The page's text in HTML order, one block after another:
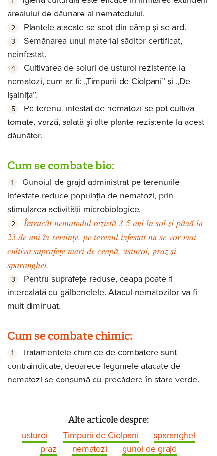
arealului de dăunare al nematodului.
Plantele atacate se scot din câmp şi se ard.
Semănarea unui material săditor certificat,
neinfestat.
Cultivarea de soiuri de usturoi rezistente la
nematozi, cum ar fi: „Timpurii de Ciolpani” şi „De
Işalniţa”.
Pe terenul infestat de nematozi se pot cultiva
tomate, varză, salată şi alte plante rezistente la acest
dăunător.
Cum se combate bio:
Gunoiul de grajd administrat pe terenurile
infestate reduce populaţia de nematozi, prin
stimularea activităţii microbiologice.
Întrucât nematodul rezistă 3-5 ani în sol şi până la
23 de ani în seminţe, pe terenul infestat nu se vor mai
cultiva suprafeţe mari de ceapă, usturoi, praz şi
sparanghel.
Pentru suprafeţe reduse, ceapa poate fi
intercalată cu gălbenelele. Atacul nematozilor va fi
mult diminuat.
Cum se combate chimic:
Tratamentele chimice de combatere sunt
contraindicate, deoarece legumele atacate de
nematozi se consumă cu precădere în stare verde.
Alte articole despre:
usturoi Timpurii de Ciolpani
sparanghel
praz
nematozi
gunoi de grajd